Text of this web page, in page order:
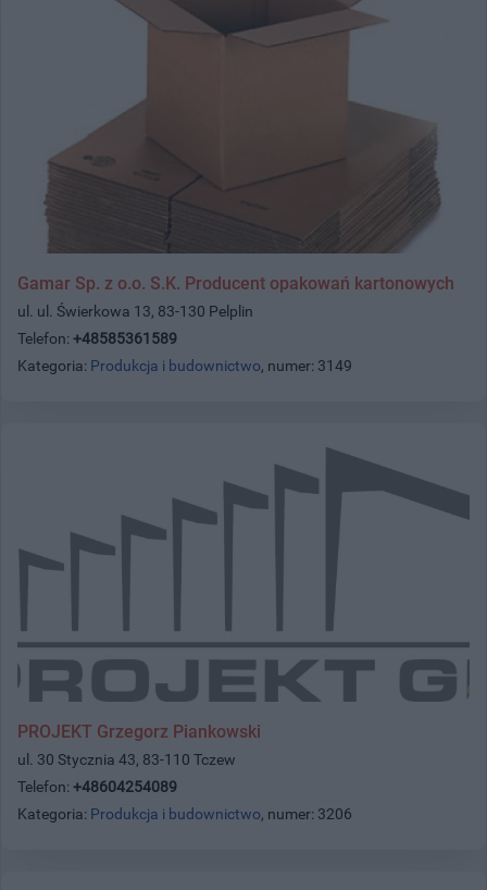
Gamar Sp. z o.o. S.K. Producent opakowań kartonowych
ul. ul. Świerkowa 13, 83-130 Pelplin
Telefon: +48585361589
Kategoria: Produkcja i budownictwo, numer: 3149
PROJEKT Grzegorz Piankowski
ul. 30 Stycznia 43, 83-110 Tczew
Telefon: +48604254089
Kategoria: Produkcja i budownictwo, numer: 3206